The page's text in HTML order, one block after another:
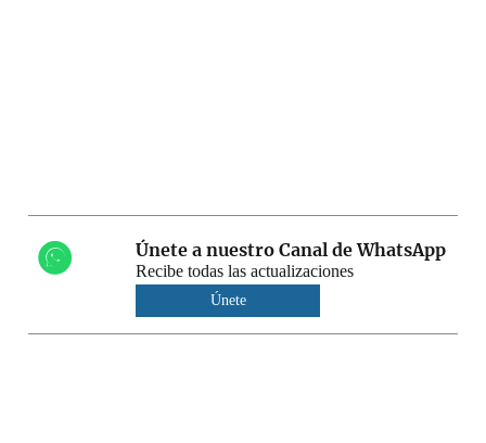
Únete a nuestro Canal de WhatsApp
Recibe todas las actualizaciones
Únete